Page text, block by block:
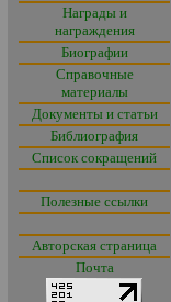
Награды и
награждения
Биографии
Справочные
материалы
Документы и статьи
Библиография
Список сокращений
Полезные ссылки
Авторская страница
Почта